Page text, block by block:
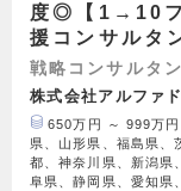
度◎【1→10フ
援コンサルタ
戦略コンサルタ
株式会社アルファ
650万円 ～ 999万円
県、山形県、福島県、
都、神奈川県、新潟県
阜県、静岡県、愛知県